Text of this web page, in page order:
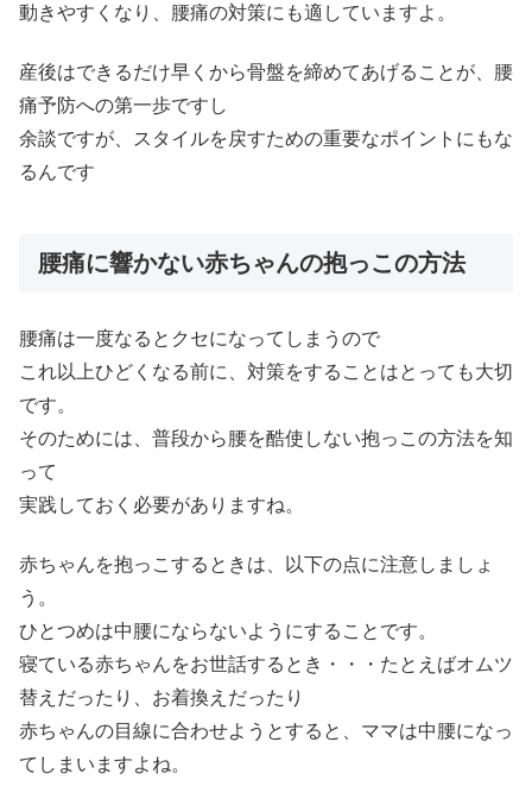
動きやすくなり、腰痛の対策にも適していますよ。
産後はできるだけ早くから骨盤を締めてあげることが、腰
痛予防への第一歩ですし
余談ですが、スタイルを戻すための重要なポイントにもな
るんです
腰痛に響かない赤ちゃんの抱っこの方法
腰痛は一度なるとクセになってしまうので
これ以上ひどくなる前に、対策をすることはとっても大切
です。
そのためには、普段から腰を酷使しない抱っこの方法を知
って
実践しておく必要がありますね。
赤ちゃんを抱っこするときは、以下の点に注意しましょ
う。
ひとつめは中腰にならないようにすることです。
寝ている赤ちゃんをお世話するとき・・・たとえばオムツ
替えだったり、お着換えだったり
赤ちゃんの目線に合わせようとすると、ママは中腰になっ
てしまいますよね。